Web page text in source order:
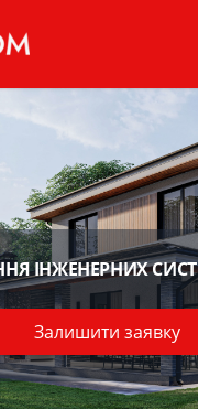
ІНЖЕНЕРНИХ
Залишити заявку